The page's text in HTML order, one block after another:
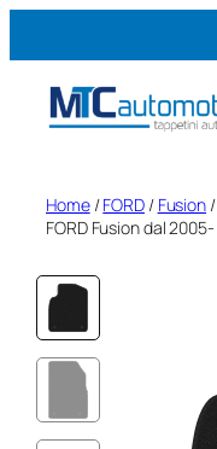
Home/FORD/ Fusion /
FORD Fusion dal 2005-